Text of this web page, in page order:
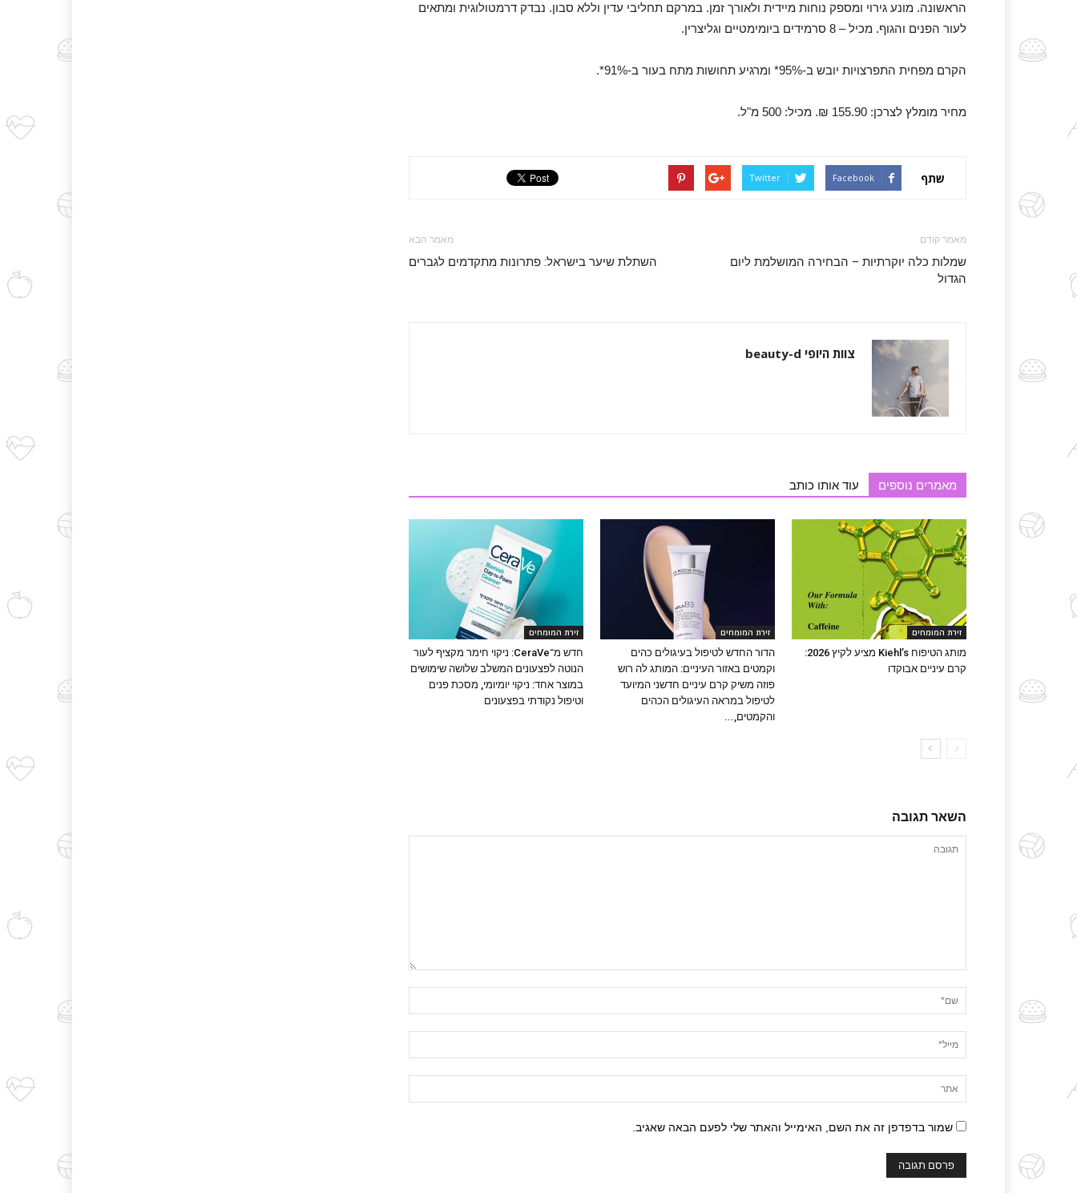
הראשונה. מונע גירוי ומספק נוחות מיידית ולאורך זמן. במרקם תחליבי עדין וללא סבון. נבדק דרמטולוגית ומתאים
לעור הפנים והגוף. מכיל – 8 סרמידים ביומימטיים וגליצרין.
הקרם מפחית התפרצויות יובש ב-95%* ומרגיע תחושות מתח בעור ב-91%*.
מחיר מומלץ לצרכן: 155.90 ₪. מכיל: 500 מ"ל.
שתף Facebook
Twitter
מאמר קודם
שמלות כלה יוקרתיות – הבחירה המושלמת ליום
הגדול
מאמר הבא
השתלת שיער בישראל: פתרונות מתקדמים לגברים
צוות היופי beauty-d
מאמרים נוספים עוד אותו כותב
זירת המומחים
מותג הטיפוח Kiehl’s מציע לקיץ 2026:
קרם עיניים אבוקדו
זירת המומחים
הדור החדש לטיפול בעיגולים כהים
וקמטים באזור העיניים: המותג לה רוש
פוזה משיק קרם עיניים חדשני המיועד
לטיפול במראה העיגולים הכהים
והקמטים,...
זירת המומחים
חדש מ־CeraVe: ניקוי חימר מקציף לעור
הנוטה לפצעונים המשלב שלושה שימושים
במוצר אחד: ניקוי יומיומי, מסכת פנים
וטיפול נקודתי בפצעונים
השאר תגובה
שמור בדפדפן זה את השם, האימייל והאתר שלי לפעם הבאה שאגיב.